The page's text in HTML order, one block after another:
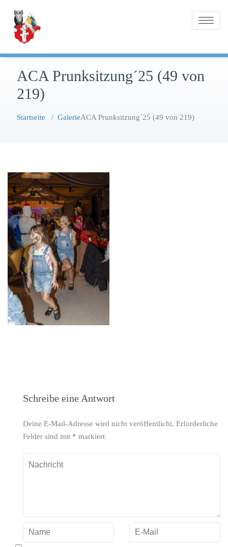
springen
Toggle
ACA Prunksitzung´25 (49 von
219)
Startseite / GalerieACA Prunksitzung´25 (49 von 219)
Schreibe eine Antwort
Deine E-Mail-Adresse wird nicht veröffentlicht. Erforderliche
Felder sind mit * markiert